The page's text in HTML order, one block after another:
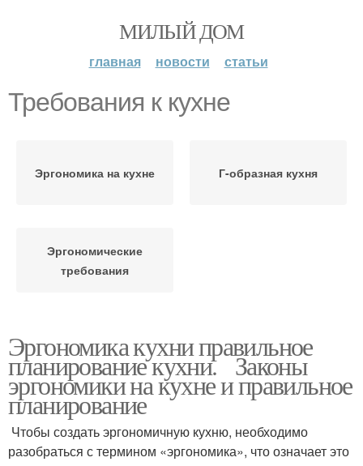
МИЛЫЙ ДОМ
главная новости статьи
Требования к кухне
Эргономика на кухне Г-образная кухня
Эргономические
требования
Эргономика кухни правильное
планирование кухни. Законы
эргономики на кухне и правильное
планирование
Чтобы создать эргономичную кухню, необходимо
разобраться с термином «эргономика», что означает это